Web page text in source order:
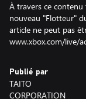
À travers ce contenu
nouveau "Flotteur"
article ne peut pas
www.xbox.com/live/
Publié par
TAITO
CORPORATION